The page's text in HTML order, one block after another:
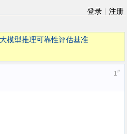
登录
注册
模型推理可靠性评估基准
1#